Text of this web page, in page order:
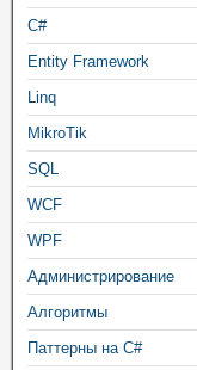
C#
Entity Framework
Linq
MikroTik
SQL
WCF
WPF
Администрирование
Алгоритмы
Паттерны на C#